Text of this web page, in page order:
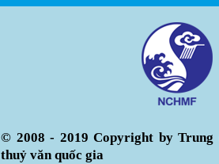
© 2008 - 2019 Copyright by
thuỷ văn quốc gia